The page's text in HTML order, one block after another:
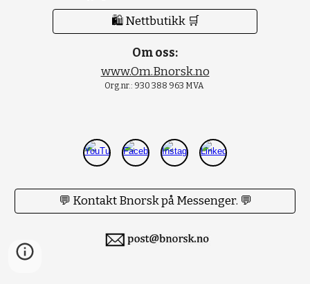
🛍 Nettbutikk 🛒
Om oss:
www.Om.Bnorsk.no
Org.nr.: 930 388 963 MVA
💬 Kontakt Bnorsk på Messenger. 💬